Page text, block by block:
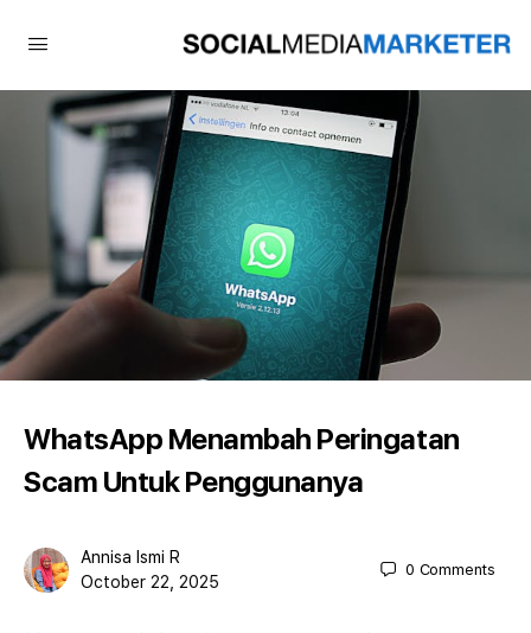
WhatsApp Menambah Peringatan
Scam Untuk Penggunanya
Annisa Ismi R
October 22, 2025
0 Comments